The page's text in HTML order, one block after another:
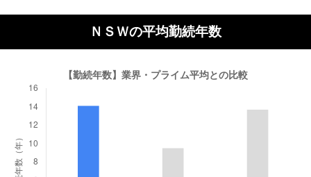
ＮＳＷの平均勤続年数